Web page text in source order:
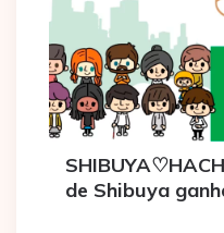
de Shibuya